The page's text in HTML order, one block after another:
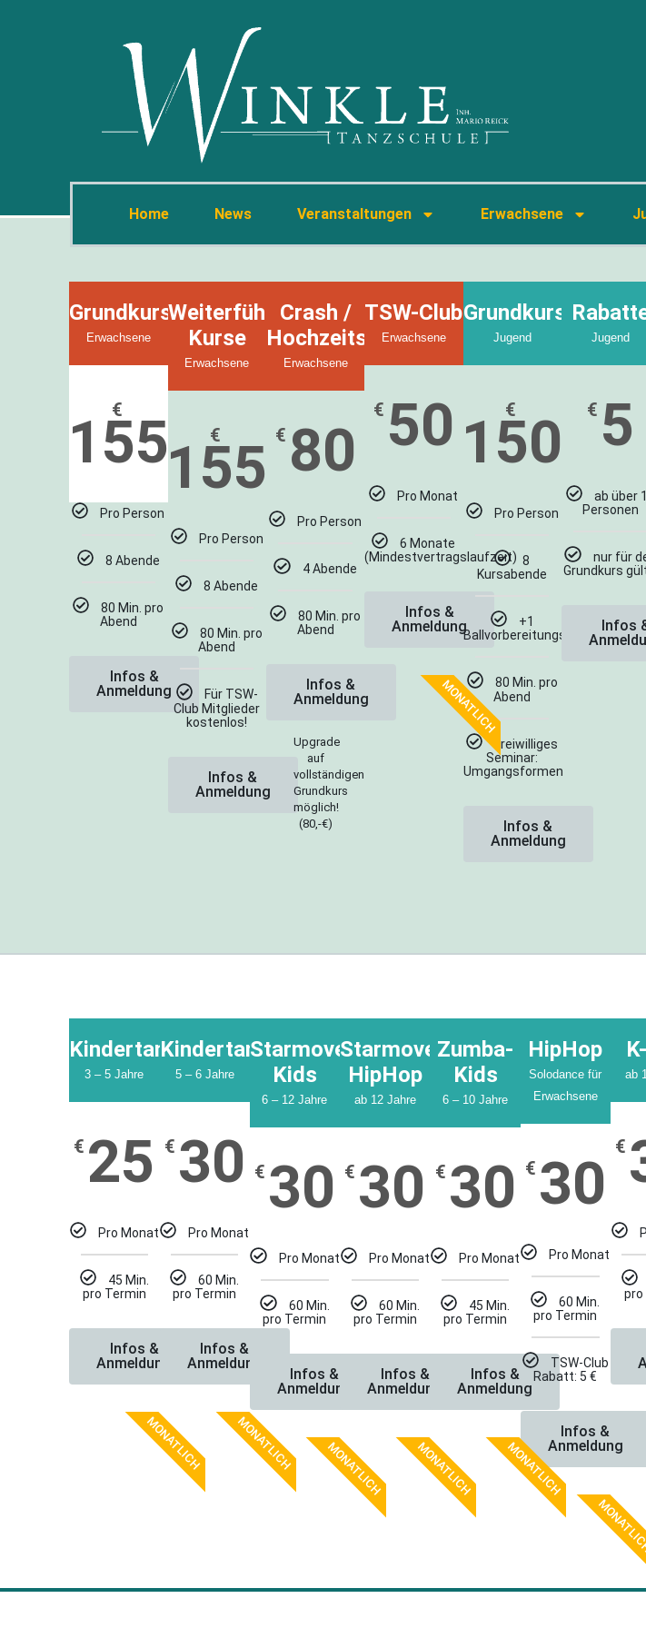
Home News Veranstaltungen Erwachsene
Grundkurs
Erwachsene
€
155
Pro Person
8 Abende
80 Min. pro
Abend
Infos &
Anmeldung
Weiterführende
Kurse
Erwachsene
€
155
Pro Person
8 Abende
80 Min. pro
Abend
Für TSW-
Club Mitglieder
kostenlos!
Infos &
Anmeldung
Crash /
Hochzeitskurs
Erwachsene
€ 80
Pro Person
4 Abende
80 Min. pro
Abend
Infos &
Anmeldung
Upgrade
auf
vollständigen
Grundkurs
möglich!
(80,-€)
TSW-Club
Erwachsene
€ 50
Pro Monat
6 Monate
(Mindestvertragslaufzeit)
Infos &
Anmeldung
MONATLICH
Grundkurs
Jugend
€
150
Pro Person
8
Kursabende
+1
Ballvorbereitungsabend
80 Min. pro
Abend
Freiwilliges
Seminar:
Umgangsformen
Infos &
Anmeldung
Jugend
€ 5
ab über
Personen
nur für
Grundkurs
Infos
Kindertanzen
3 – 5 Jahre
€ 25
Pro Monat
45 Min.
pro Termin
Infos &
Anmeldung
MONATLICH
Kindertanzen
5 – 6 Jahre
€ 30
Pro Monat
60 Min.
pro Termin
Infos &
Anmeldung
MONATLICH
Starmoves-
Kids
6 – 12 Jahre
€ 30
Pro Monat
60 Min.
pro Termin
Infos &
Anmeldung
MONATLICH
Starmoves-
HipHop
ab 12 Jahre
€ 30
Pro Monat
60 Min.
pro Termin
Infos &
Anmeldung
MONATLICH
Zumba-
Kids
6 – 10 Jahre
€ 30
Pro Monat
45 Min.
pro Termin
Infos &
Anmeldung
MONATLICH
HipHop
Solodance für
Erwachsene
€ 30
Pro Monat
60 Min.
pro Termin
TSW-Club
Rabatt: 5 €
Infos &
Anmeldung
ab
€
pro